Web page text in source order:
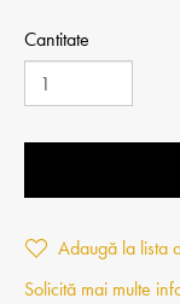
Cantitate
Adaugă la lista
Solicită mai multe